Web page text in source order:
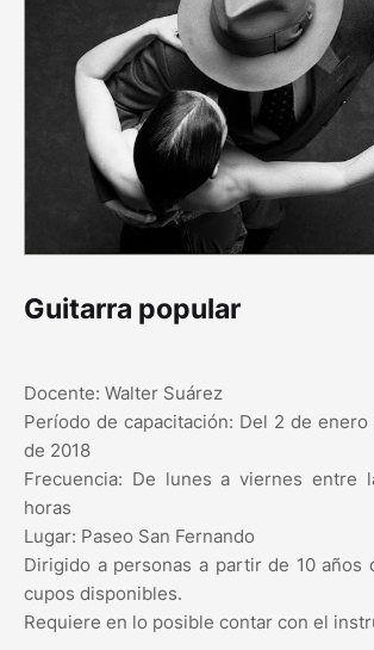
Guitarra popular
Docente: Walter Suárez
Período de capacitación: Del 2 de
de 2018
Frecuencia: De lunes a viernes entre
horas
Lugar: Paseo San Fernando
Dirigido a personas a partir de 10 años
cupos disponibles.
Requiere en lo posible contar con el